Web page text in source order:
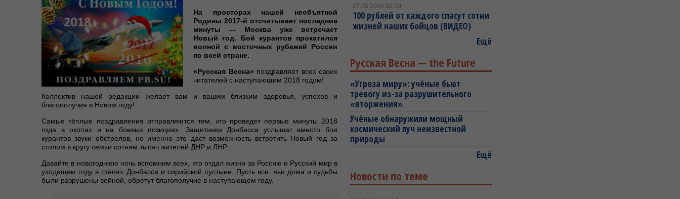
На просторах нашей необъятной
Родины 2017-й отсчитывает последние
минуты — Москва уже встречает
Новый год. Бой курантов прокатился
волной с восточных рубежей России
по всей стране.
«Русская Весна» поздравляет всех своих
читателей с наступающим 2018 годом!
Коллектив нашей редакции желает вам и вашим близким здоровья, успехов и
благополучия в Новом году!
Самые тёплые поздравления отправляются тем, кто проведет первые минуты 2018
года в окопах и на боевых позициях. Защитники Донбасса услышат вместо боя
курантов звуки обстрелов, но именно это даст возможность встретить Новый год за
столом в кругу семьи сотням тысяч жителей ДНР и ЛНР.
Давайте в новогоднюю ночь вспомним всех, кто отдал жизни за Россию и Русский мир в
уходящем году в степях Донбасса и сирийской пустыне. Пусть все, чьи дома и судьбы
были разрушены войной, обретут благополучие в наступающем году.
27.05.2026 00:30
100 рублей от каждого спасут сотни
жизней наших бойцов (ВИДЕО)
Ещё
Русская Весна — the Future
«Угроза миру»: учёные бьют
тревогу из-за разрушительного
«вторжения»
Учёные обнаружили мощный
космический луч неизвестной
природы
Ещё
Новости по теме